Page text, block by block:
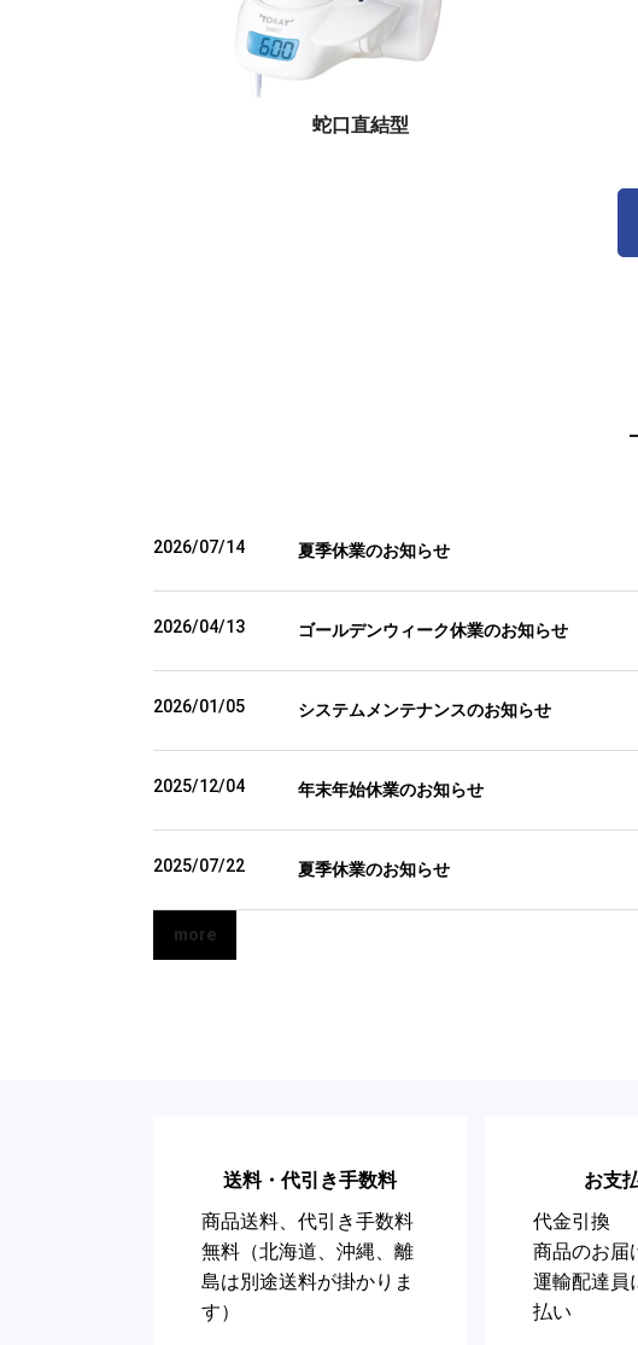
蛇口直結型
2026/07/14 夏季休業のお知らせ
2026/04/13 ゴールデンウィーク休業のお知らせ
2026/01/05 システムメンテナンスのお知らせ
2025/12/04 年末年始休業のお知らせ
2025/07/22 夏季休業のお知らせ
more
送料・代引き手数料
商品送料、代引き手数料
無料（北海道、沖縄、離
島は別途送料が掛かりま
す）
お支
代金引換
商品のお届
運輸配達員
払い